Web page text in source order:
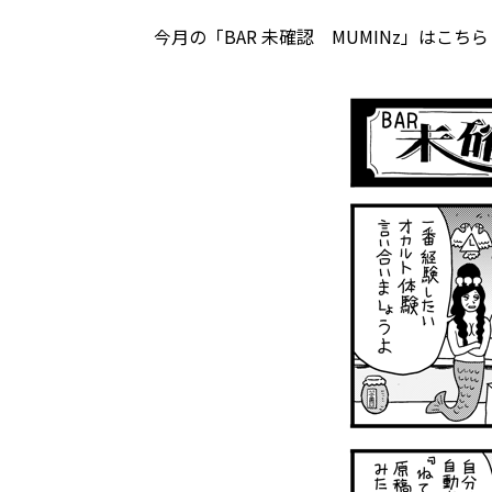
今月の「BAR 未確認 MUMINz」はこち